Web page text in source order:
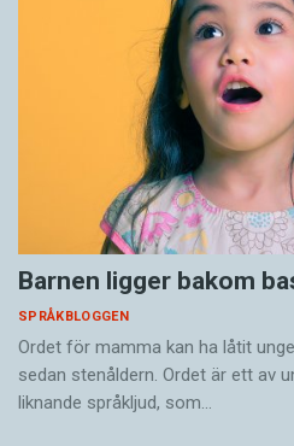
Barnen ligger bakom
SPRÅKBLOGGEN
Ordet för mamma kan ha låtit
sedan stenåldern. Ordet är ett av
liknande språkljud, som…